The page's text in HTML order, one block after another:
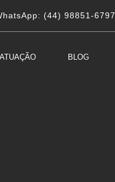
(44) 98851-6797
ATUAÇÃO BLOG